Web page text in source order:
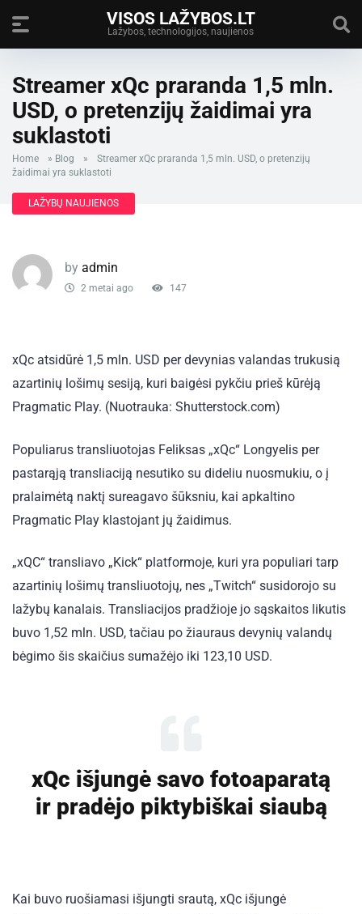
VISOS LAŽYBOS.LT
Lažybos, technologijos, naujienos
Streamer xQc praranda 1,5 mln.
USD, o pretenzijų žaidimai yra
suklastoti
Home » Blog »
Streamer xQc praranda 1,5 mln. USD, o pretenzijų
žaidimai yra suklastoti
LAŽYBŲ NAUJIENOS
by admin
2 metai ago 147
xQc atsidūrė 1,5 mln. USD per devynias valandas trukusią
azartinių lošimų sesiją, kuri baigėsi pykčiu prieš kūrėją
Pragmatic Play. (Nuotrauka: Shutterstock.com)
Populiarus transliuotojas Feliksas „xQc“ Longyelis per
pastarąją transliaciją nesutiko su dideliu nuosmukiu, o į
pralaimėtą naktį sureagavo šūksniu, kai apkaltino
Pragmatic Play klastojant jų žaidimus.
„xQC“ transliavo „Kick“ platformoje, kuri yra populiari tarp
azartinių lošimų transliuotojų, nes „Twitch“ susidorojo su
lažybų kanalais. Transliacijos pradžioje jo sąskaitos likutis
buvo 1,52 mln. USD, tačiau po žiauraus devynių valandų
bėgimo šis skaičius sumažėjo iki 123,10 USD.
xQc išjungė savo fotoaparatą
ir pradėjo piktybiškai siaubą
Kai buvo ruošiamasi išjungti srautą, xQc išjungė